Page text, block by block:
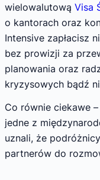
wielowalutową Visa
o kantorach oraz
Intensive zapłacisz
bez prowizji za
planowania oraz
kryzysowych bądź
Co równie ciekawe
jedne z
uznali, że
partnerów do